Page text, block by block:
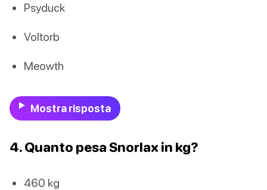
Psyduck
Voltorb
Meowth
Mostra risposta
4. Quanto pesa Snorlax in kg?
460 kg